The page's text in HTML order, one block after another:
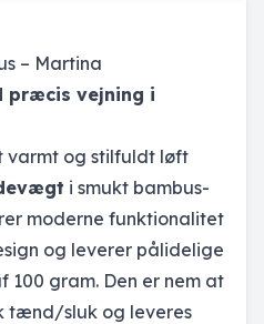
– Martina
præcis vejning i
varmt og stilfuldt løft
i smukt bambus-
moderne funktionalitet
og leverer pålidelige
100 gram. Den er nem at
tænd/sluk og leveres